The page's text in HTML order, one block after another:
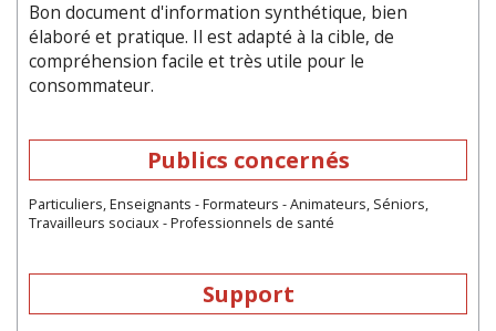
Bon document d'information synthétique, bien
élaboré et pratique. Il est adapté à la cible, de
compréhension facile et très utile pour le
consommateur.
Publics concernés
Particuliers, Enseignants - Formateurs - Animateurs, Séniors,
Travailleurs sociaux - Professionnels de santé
Support